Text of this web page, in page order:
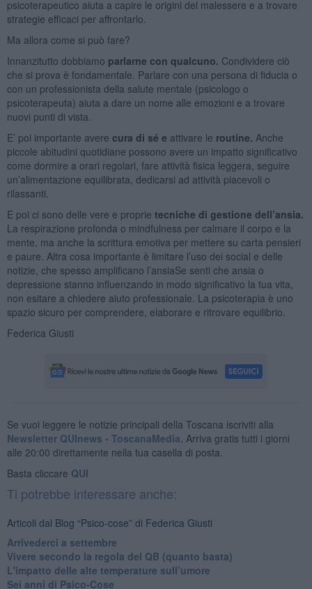
psicoterapeutico aiuta a capire le origini del malessere e a trovare
strategie efficaci per affrontarlo.
Ma allora come si può fare?
Innanzitutto dobbiamo parlarne con qualcuno. Condividere ciò
che si prova è fondamentale. Parlare con una persona di fiducia o
con un professionista della salute mentale (psicologo o
psicoterapeuta) aiuta a dare un nome alle emozioni e a trovare
nuovi punti di vista.
E’ poi importante avere cura di sé e attivare le routine. Anche
piccole abitudini quotidiane possono avere un impatto significativo
come dormire a orari regolari, fare attività fisica leggera, seguire
un’alimentazione equilibrata, dedicarsi ad attività piacevoli o
rilassanti.
E poi ci sono delle vere e proprie tecniche di gestione dell’ansia.
La respirazione profonda o mindfulness per calmare il corpo e la
mente, ma anche la scrittura emotiva per mettere su carta pensieri
e paure. Altra cosa importante è limitare l’uso dei social e delle
notizie, che spesso amplificano l’ansiaSe senti che ansia o
depressione stanno influenzando in modo significativo la tua vita,
non esitare a chiedere aiuto professionale. La psicoterapia è uno
spazio sicuro per comprendere, elaborare e ritrovare equilibrio.
Federica Giusti
Se vuoi leggere le notizie principali della Toscana iscriviti alla
Newsletter QUInews - ToscanaMedia. Arriva gratis tutti i giorni
alle 20:00 direttamente nella tua casella di posta.
Basta cliccare QUI
Ti potrebbe interessare anche:
Articoli dal Blog “Psico-cose” di Federica Giusti
​Arrivederci a settembre
​Vivere secondo la regola del QB (quanto basta)
​L'impatto delle alte temperature sull’umore
Sei anni di Psico-Cose